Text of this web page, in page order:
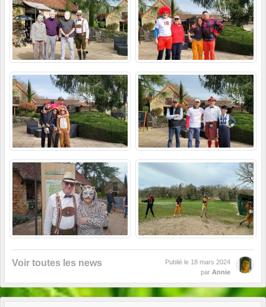
Voir toutes les news Publié le 18 mars 2024
par Annie